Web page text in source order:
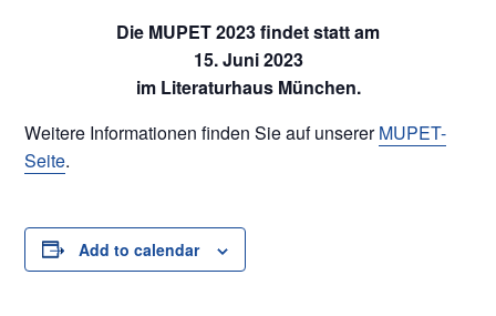
Die MUPET 2023 findet statt am
15. Juni 2023
im Literaturhaus München.
Weitere Informationen finden Sie auf unsererMUPET-
Seite.
Add to calendar